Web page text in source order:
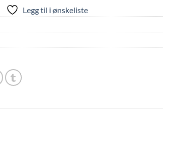
Legg til i ønskeliste